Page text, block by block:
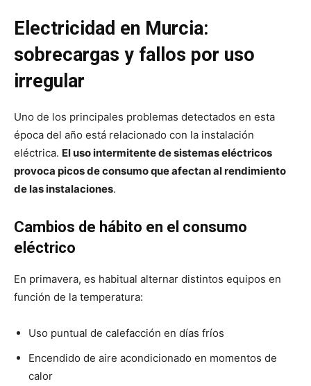
Electricidad en Murcia:
sobrecargas y fallos por uso
irregular
Uno de los principales problemas detectados en esta
época del año está relacionado con la instalación
eléctrica. El uso intermitente de sistemas eléctricos
provoca picos de consumo que afectan al rendimiento
de las instalaciones.
Cambios de hábito en el consumo
eléctrico
En primavera, es habitual alternar distintos equipos en
función de la temperatura:
Uso puntual de calefacción en días fríos
Encendido de aire acondicionado en momentos de
calor